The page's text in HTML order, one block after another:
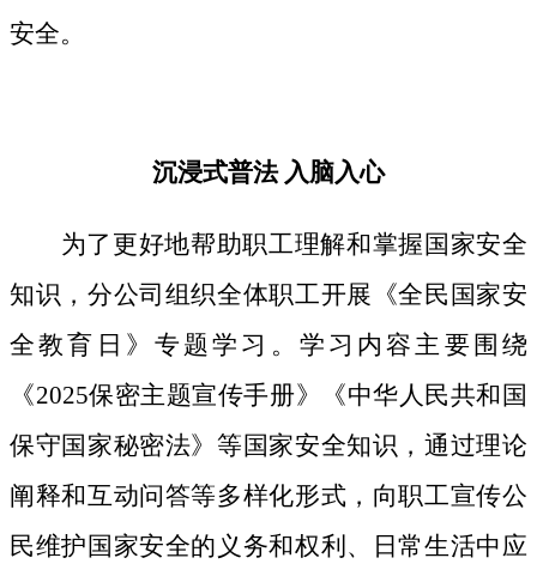
安全。
沉浸式普法 入脑入心
为了更好地帮助职工理解和掌握国家安全
知识，分公司组织全体职工开展《全民国家安
全教育日》专题学习。学习内容主要围绕
《2025保密主题宣传手册》《中华人民共和国
保守国家秘密法》等国家安全知识，通过理论
阐释和互动问答等多样化形式，向职工宣传公
民维护国家安全的义务和权利、日常生活中应